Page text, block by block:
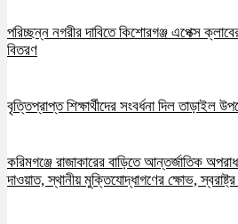
পরিচ্ছন্ন নগরীর দাবিতে কিশোরগঞ্জ এপেক্স
বিতরণ
বৃত্তিপ্রাপ্ত শিক্ষার্থীদের সংবর্ধনা দিল তাড়াইল
করিমগঞ্জে রাজাকারের বাড়িতে আন্তর্জাতিক
দাওয়াত, স্থানীয় মুক্তিযোদ্ধাগণের ক্ষোভ,